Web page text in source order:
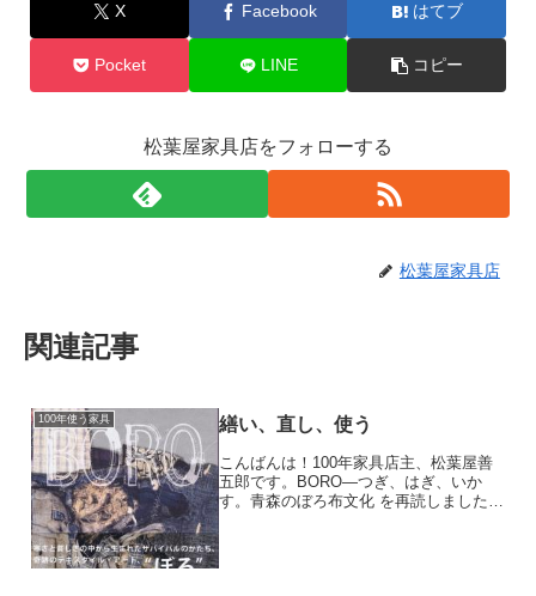
X Facebook はてブ
Pocket LINE コピー
松葉屋家具店をフォローする
松葉屋家具店
関連記事
100年使う家具 繕い、直し、使う
こんばんは！100年家具店主、松葉屋善
五郎です。BORO—つぎ、はぎ、いか
す。青森のぼろ布文化 を再読しました。